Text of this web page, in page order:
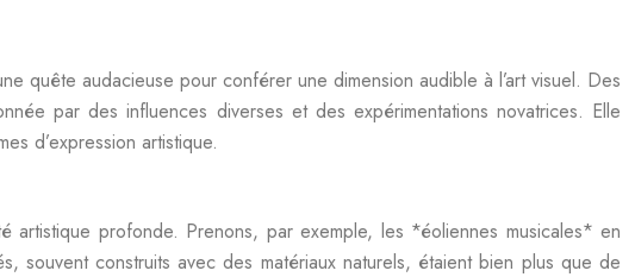
quête audacieuse pour conférer une dimension audible à l’art visuel. Des
par des influences diverses et des expérimentations novatrices. Elle
d’expression artistique.
artistique profonde. Prenons, par exemple, les *éoliennes musicales* en
souvent construits avec des matériaux naturels, étaient bien plus que de